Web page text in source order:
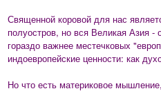
Священной коровой для нас
полуостров, но вся Великая Азия
гораздо важнее местечковых
индоевропейские ценности: как
Но что есть материковое